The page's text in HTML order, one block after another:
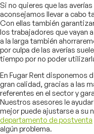
Si no quieres que las
aconsejamos llevar a cabo
Con ellas también
los trabajadores que vayan
a la larga también
por culpa de las averías
tiempo por no poder
En Fugar Rent disponemos
gran calidad, gracias a las
referentes en el sector y
Nuestros asesores le
mejor puede ajustarse a su
departamento de postventa
algún problema.